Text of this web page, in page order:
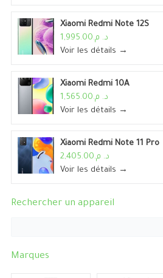
Xiaomi Redmi Note 12S
د. م.1,995.00
Voir les détails →
Xiaomi Redmi 10A
د. م.1,565.00
Voir les détails →
Xiaomi Redmi Note 11 Pro
د. م.2,405.00
Voir les détails →
Rechercher un appareil
Marques